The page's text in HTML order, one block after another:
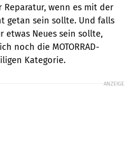
Reparatur, wenn es mit der
getan sein sollte. Und falls
etwas Neues sein sollte,
noch die MOTORRAD-
Kategorie.
ANZEIGE